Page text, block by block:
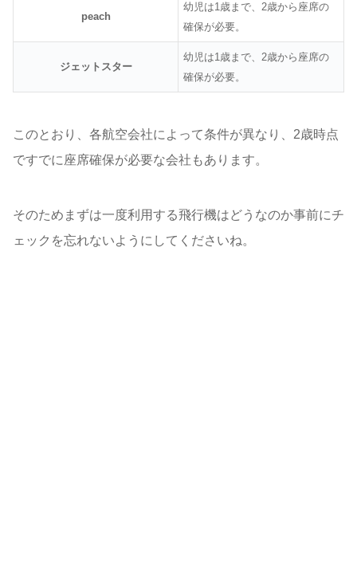
peach
幼児は1歳まで、2歳から座席の
確保が必要。
ジェットスター
幼児は1歳まで、2歳から座席の
確保が必要。
このとおり、各航空会社によって条件が異なり、2歳時点
ですでに座席確保が必要な会社もあります。
そのためまずは一度利用する飛行機はどうなのか事前にチ
ェックを忘れないようにしてくださいね。